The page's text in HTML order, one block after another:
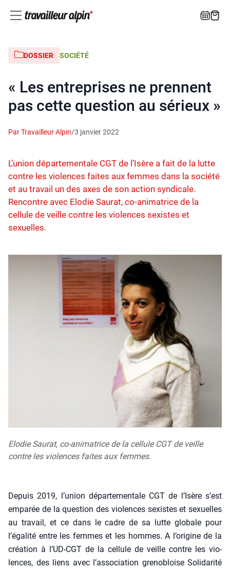
DOSSIER SOCIÉTÉ
« Les entreprises ne prennent
pas cette question au sérieux »
Par Travailleur Alpin/3 janvier 2022
L’union départementale CGT de l’Isère a fait de la lutte
contre les violences faites aux femmes dans la société
et au travail un des axes de son action syndicale.
Rencontre avec Elodie Saurat, co-animatrice de la
cellule de veille contre les violences sexistes et
sexuelles.
Elodie Saurat, co-animatrice de la cellule CGT de veille
contre les violences faites aux femmes.
Depuis 2019, l’union dépar­te­men­tale CGT de l’Isère s’est
empa­rée de la ques­tion des vio­lences sexistes et sexuelles
au tra­vail, et ce dans le cadre de sa lutte glo­bale pour
l’égalité entre les femmes et les hommes. A l’origine de la
créa­tion à l’UD-CGT de la cel­lule de veille contre les vio­
lences, des liens avec l’association gre­no­bloise Soli­da­ri­té